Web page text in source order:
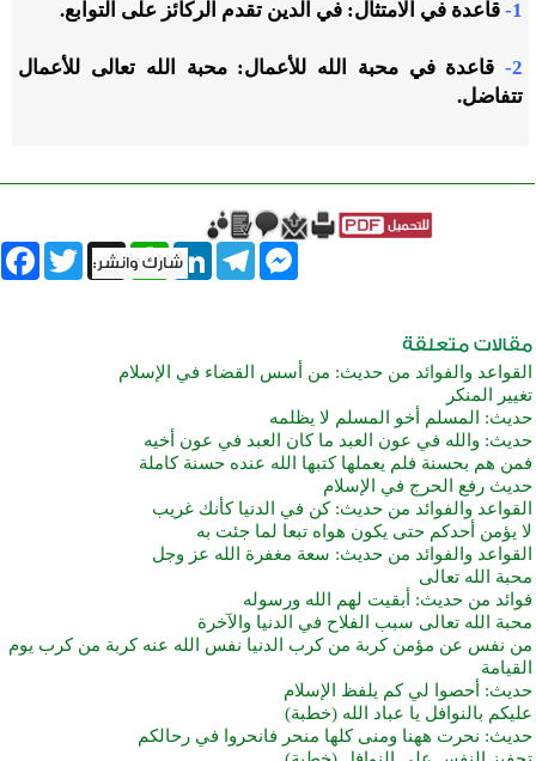
1- قاعدة في الامتثال: في الدين تقدم الركائز على التوابع.
2-
قاعدة في محبة الله للأعمال: محبة الله تعالى للأعمال
تتفاضل.
Twitter X
WhatsAppLinkedInTelegram
Messenger
القواعد والفوائد من حديث: من أسس القضاء في الإسلام
تغيير المنكر
حديث: المسلم أخو المسلم لا يظلمه
حديث: والله في عون العبد ما كان العبد في عون أخيه
فمن هم بحسنة فلم يعملها كتبها الله عنده حسنة كاملة
حديث رفع الحرج في الإسلام
القواعد والفوائد من حديث: كن في الدنيا كأنك غريب
لا يؤمن أحدكم حتى يكون هواه تبعا لما جئت به
القواعد والفوائد من حديث: سعة مغفرة الله عز وجل
محبة الله تعالى
فوائد من حديث: أبقيت لهم الله ورسوله
محبة الله تعالى سبب الفلاح في الدنيا والآخرة
من نفس عن مؤمن كربة من كرب الدنيا نفس الله عنه كربة من كرب يوم
القيامة
حديث: أحصوا لي كم يلفظ الإسلام
عليكم بالنوافل يا عباد الله (خطبة)
حديث: نحرت ههنا ومنى كلها منحر فانحروا في رحالكم